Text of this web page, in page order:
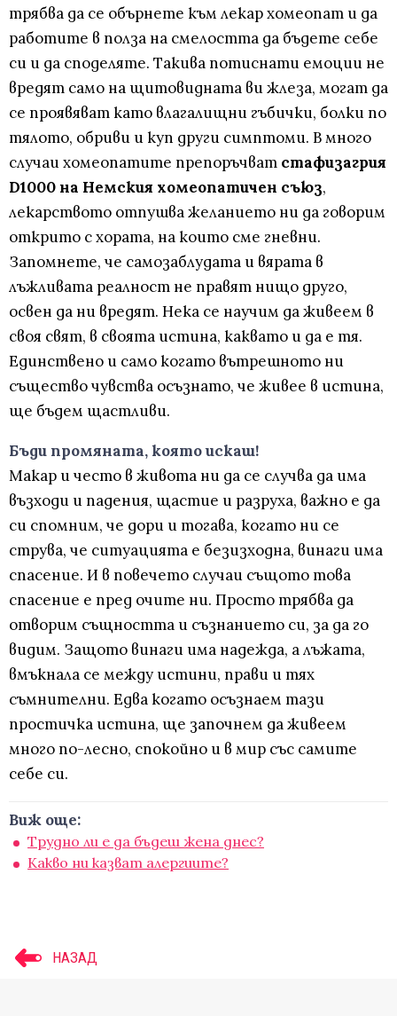
трябва да се обърнете към лекар хомеопат и да
работите в полза на смелостта да бъдете себе
си и да споделяте. Такива потиснати емоции не
вредят само на щитовидната ви жлеза, могат да
се проявяват като влагалищни гъбички, болки по
тялото, обриви и куп други симптоми. В много
случаи хомеопатите препоръчват стафизагрия
D1000 на Немския хомеопатичен съюз,
лекарството отпушва желанието ни да говорим
открито с хората, на които сме гневни.
Запомнете, че самозаблудата и вярата в
лъжливата реалност не правят нищо друго,
освен да ни вредят. Нека се научим да живеем в
своя свят, в своята истина, каквато и да е тя.
Единствено и само когато вътрешното ни
същество чувства осъзнато, че живее в истина,
ще бъдем щастливи.
Бъди промяната, която искаш!
Mакар и често в живота ни да се случва да има
възходи и падения, щастие и разруха, важно е да
си спомним, че дори и тогава, когато ни се
струва, че ситуацията е безизходна, винаги има
спасение. И в повечето случаи същото това
спасение е пред очите ни. Просто трябва да
отворим същността и съзнанието си, за да го
видим. Защото винаги има надежда, а лъжата,
вмъкнала се между истини, прави и тях
съмнителни. Едва когато осъзнаем тази
простичка истина, ще започнем да живеем
много по-лесно, спокойно и в мир със самите
себе си.
Виж още:
Трудно ли е да бъдеш жена днес?
Какво ни казват алергиите?
НАЗАД